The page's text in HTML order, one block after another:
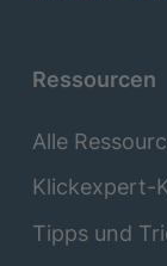
Ressourcen
Alle
Klickexpert-
Tipps und